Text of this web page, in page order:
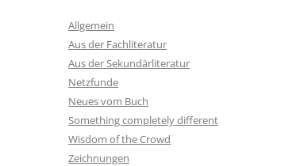
Allgemein
Aus der Fachliteratur
Aus der Sekundärliteratur
Netzfunde
Neues vom Buch
Something completely different
Wisdom of the Crowd
Zeichnungen